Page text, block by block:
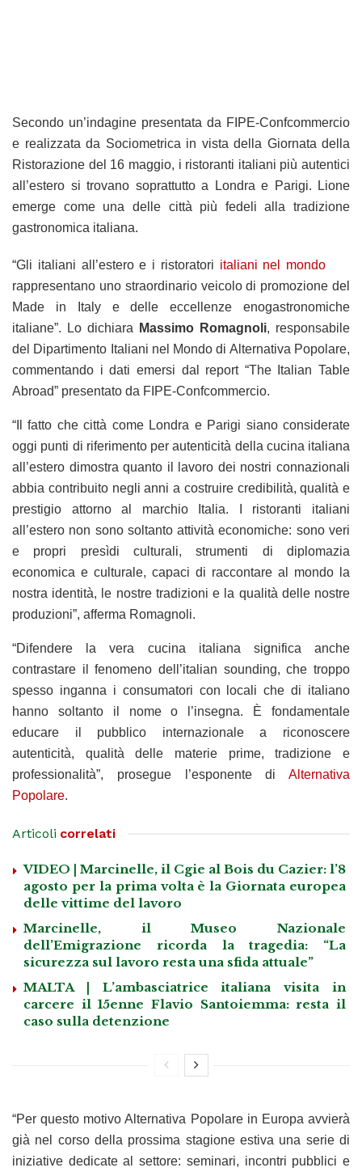
Secondo un’indagine presentata da FIPE-Confcommercio
e realizzata da Sociometrica in vista della Giornata della
Ristorazione del 16 maggio, i ristoranti italiani più autentici
all’estero si trovano soprattutto a Londra e Parigi. Lione
emerge come una delle città più fedeli alla tradizione
gastronomica italiana.
“Gli italiani all’estero e i ristoratori italiani nel mondo
rappresentano uno straordinario veicolo di promozione del
Made in Italy e delle eccellenze enogastronomiche
italiane”. Lo dichiara
Massimo Romagnoli, responsabile
del Dipartimento Italiani nel Mondo di Alternativa Popolare,
commentando i dati emersi dal report “The Italian Table
Abroad” presentato da FIPE-Confcommercio.
“Il fatto che città come Londra e Parigi siano considerate
oggi punti di riferimento per autenticità della cucina italiana
all’estero dimostra quanto il lavoro dei nostri connazionali
abbia contribuito negli anni a costruire credibilità, qualità e
prestigio attorno al marchio Italia. I ristoranti italiani
all’estero non sono soltanto attività economiche: sono veri
e propri presìdi culturali, strumenti di diplomazia
economica e culturale, capaci di raccontare al mondo la
nostra identità, le nostre tradizioni e la qualità delle nostre
produzioni”, afferma Romagnoli.
“Difendere la vera cucina italiana significa anche
contrastare il fenomeno dell’italian sounding, che troppo
spesso inganna i consumatori con locali che di italiano
hanno soltanto il nome o l’insegna. È fondamentale
educare il pubblico internazionale a riconoscere
autenticità, qualità delle materie prime, tradizione e
professionalità”, prosegue l’esponente di Alternativa
Popolare.
Articoli correlati
VIDEO | Marcinelle, il Cgie al Bois du Cazier: l’8
agosto per la prima volta è la Giornata europea
delle vittime del lavoro
Marcinelle, il Museo Nazionale
dell’Emigrazione ricorda la tragedia: “La
sicurezza sul lavoro resta una sfida attuale”
MALTA | L’ambasciatrice italiana visita in
carcere il 15enne Flavio Santoiemma: resta il
caso sulla detenzione
“Per questo motivo Alternativa Popolare in Europa avvierà
già nel corso della prossima stagione estiva una serie di
iniziative dedicate al settore: seminari, incontri pubblici e